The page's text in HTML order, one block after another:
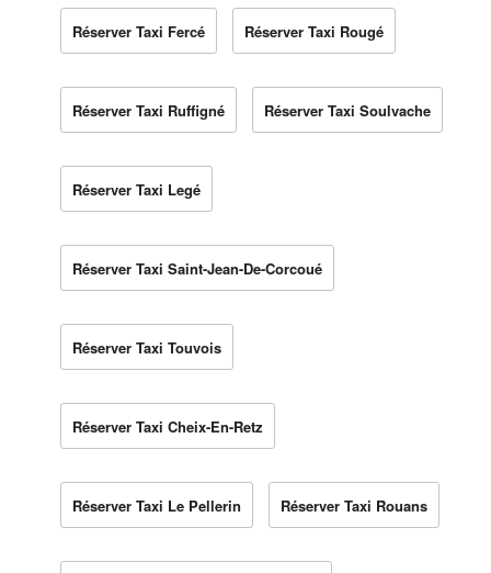
Réserver Taxi Fercé Réserver Taxi Rougé
Réserver Taxi Ruffigné Réserver Taxi Soulvache
Réserver Taxi Legé
Réserver Taxi Saint-Jean-De-Corcoué
Réserver Taxi Touvois
Réserver Taxi Cheix-En-Retz
Réserver Taxi Le Pellerin Réserver Taxi Rouans